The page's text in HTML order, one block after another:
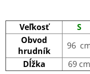
Veľkosť
S
Obvod
hrudník
96
Dĺžka
69 cm